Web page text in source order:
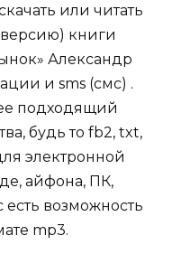
или читать
книги
Александр
и sms (смс) .
подходящий
будь то fb2, txt,
электронной
айфона, ПК,
возможность
mp3.